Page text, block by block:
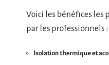
Voici les bénéfices les
par les professionnels :
Isolation thermique et